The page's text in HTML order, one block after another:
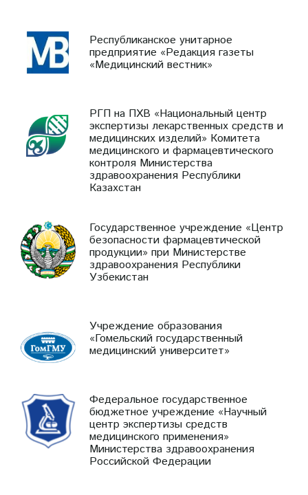
Республиканское унитарное
предприятие «Редакция газеты
«Медицинский вестник»
РГП на ПХВ «Национальный центр
экспертизы лекарственных средств и
медицинских изделий» Комитета
медицинского и фармацевтического
контроля Министерства
здравоохранения Республики
Казахстан
Государственное учреждение «Центр
безопасности фармацевтической
продукции» при Министерстве
здравоохранения Республики
Узбекистан
Учреждение образования
«Гомельский государственный
медицинский университет»
Федеральное государственное
бюджетное учреждение «Научный
центр экспертизы средств
медицинского применения»
Министерства здравоохранения
Российской Федерации